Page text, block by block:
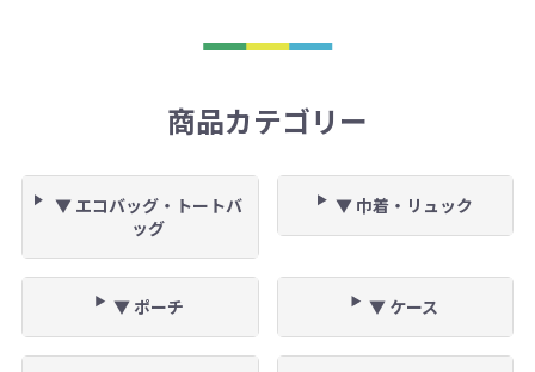
商品カテゴリー
▼ エコバッグ・トートバ
ッグ
▼ 巾着・リュック
▼ ポーチ ▼ ケース